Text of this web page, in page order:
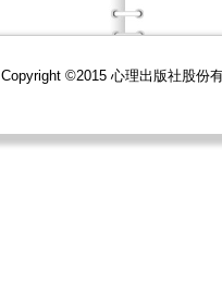
Copyright ©2015 心理出版社股